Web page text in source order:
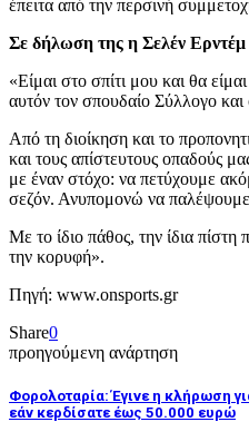
έπειτα από την περσινή
Σε δήλωση της η Σελέν Ερντέμ
«Είμαι στο σπίτι μου και θα
αυτόν τον σπουδαίο Σύλλογο
Από τη διοίκηση και το
και τους απίστευτους οπαδούς
με έναν στόχο: να πετύχουμε
σεζόν. Ανυπομονώ να παλέψουμε
Με το ίδιο πάθος, την ίδια
την κορυφή».
Πηγή: www.onsports.gr
Share0
προηγούμενη ανάρτηση
Φορολοταρία: Έγινε η κλήρωση
εάν κερδίσατε έως 50.000 ευρώ